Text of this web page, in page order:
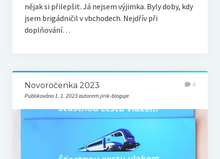
nějak si přilepšit. Já nejsem výjimka. Byly doby, kdy
jsem brigádničil v vbchodech. Nejdřív při
doplňování…
Novoročenka 2023
Publikováno 1. 1. 2023 autorem jirik-bloguje
0